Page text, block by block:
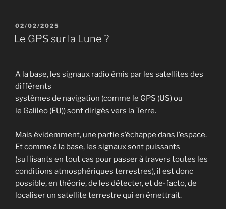
PUBLIÉ
LE
02/02/2025
Le GPS sur la Lune ?
A la base, les signaux radio émis par les satellites des
différents
systèmes de navigation (comme le GPS (US) ou
le Galileo (EU)) sont dirigés vers la Terre.
Mais évidemment, une partie s’échappe dans l’espace.
Et comme à la base, les signaux sont puissants
(suffisants en tout cas pour passer à travers toutes les
conditions atmosphériques terrestres), il est donc
possible, en théorie, de les détecter, et de-facto, de
localiser un satellite terrestre qui en émettrait.